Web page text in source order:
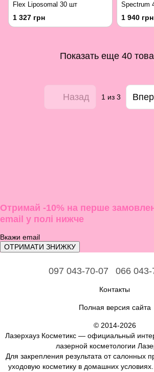
Flex Liposomal 30 шт
1 327 грн
Spectrum
1 940 грн
Показать еще 40
Назад 1 из 3
Отримай -10% на перше
email у полі нижче
ОТРИМАТИ ЗНИЖКУ
097 043-70-07 066 043-
Контакты
Полная версия сайта
© 2014-2026
Лазерхауз Косметикс — официальный
лазерной косметологии
Для закрепления результата от салонных
уходовую косметику в домашних